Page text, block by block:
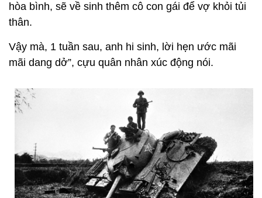
hòa bình, sẽ về sinh thêm cô con gái để vợ khỏi tủi
thân.
Vậy mà, 1 tuần sau, anh hi sinh, lời hẹn ước mãi
mãi dang dở”, cựu quân nhân xúc động nói.